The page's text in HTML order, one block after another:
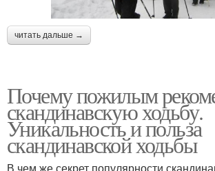
читать дальше →
Почему пожилым
скандинавскую ходьбу.
Уникальность и польза
скандинавской ходьбы